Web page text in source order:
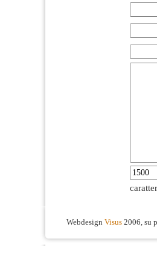
Webdesign Visus 2006, su